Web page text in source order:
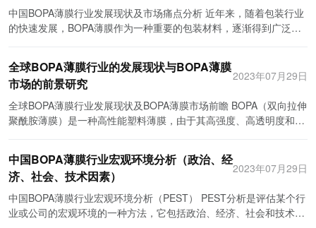
中国BOPA薄膜行业发展现状及市场痛点分析 近年来，随着包装行业
的快速发展，BOPA薄膜作为一种重要的包装材料，逐渐得到广泛应
张快、技术发展慢的情况。随着市场需求的不断增加，BOPA薄膜厂
家纷纷进行产能扩张，导致行业竞争愈发激烈。然而，在技术创新方
面，中国BOPA薄膜企业与国际领先企业的差距依然较大，无法满足
高质量、高性能的产品需求。 其次，市场痛点方面，中国BOPA薄膜
体利润率下降。同时，国内市场上存在大量的低质量、劣质BOPA薄
膜产品，给市场带来不良影响，使得优质产品的市场份额受到挤压。
再次，中国BOPA薄膜行业在可持续发展方面面临挑战。BOPA薄膜生
产过程中会产生大量的有机溶剂和废水废气，对环境造成一定的污
染。此外，部分BOPA薄膜存在不可降解的问题，导致废弃物难以处
全球BOPA薄膜行业的发展现状与BOPA薄膜
市场的前景研究
2023年07月29日
全球BOPA薄膜行业发展现状及BOPA薄膜市场前瞻 BOPA（双向拉伸
聚酰胺薄膜）是一种高性能塑料薄膜，由于其高强度、高透明度和优
目前正处于快速发展阶段，其市场前景十分广阔。 首先，全球BOPA
薄膜行业的发展现状已经取得了显著的进展。随着人们生活水平和消
费需求的不断提高，对包装品质的要求也越来越高。BOPA薄膜以其
优异的性能，如高透明度、良好的耐温性和优异的阻隔性能等，在食
品、药品和电子产品等领域广泛应用。全球BOPA薄膜市场规模不断
中国BOPA薄膜行业宏观环境分析（政治、经
济、社会、技术因素）
2023年07月29日
中国BOPA薄膜行业宏观环境分析（PEST） PEST分析是评估某个行
业或公司的宏观环境的一种方法，它包括政治、经济、社会和技术四